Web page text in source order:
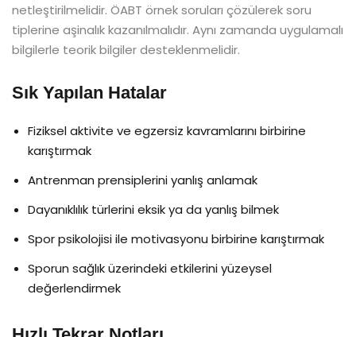
netleştirilmelidir. ÖABT örnek soruları çözülerek soru
tiplerine aşinalık kazanılmalıdır. Aynı zamanda uygulamalı
bilgilerle teorik bilgiler desteklenmelidir.
Sık Yapılan Hatalar
Fiziksel aktivite ve egzersiz kavramlarını birbirine
karıştırmak
Antrenman prensiplerini yanlış anlamak
Dayanıklılık türlerini eksik ya da yanlış bilmek
Spor psikolojisi ile motivasyonu birbirine karıştırmak
Sporun sağlık üzerindeki etkilerini yüzeysel
değerlendirmek